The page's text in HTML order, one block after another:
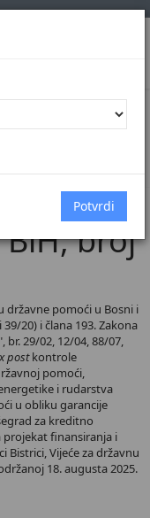
54/25
broj
državne pomoći u Bosni i
20) i člana 193. Zakona
29/02, 12/04, 88/07,
postkontrole
pomoći,
i rudarstva
u obliku garancije
za kreditno
projekat finansiranja i
Bistrici, Vijeće za državnu
18. augusta 2025.